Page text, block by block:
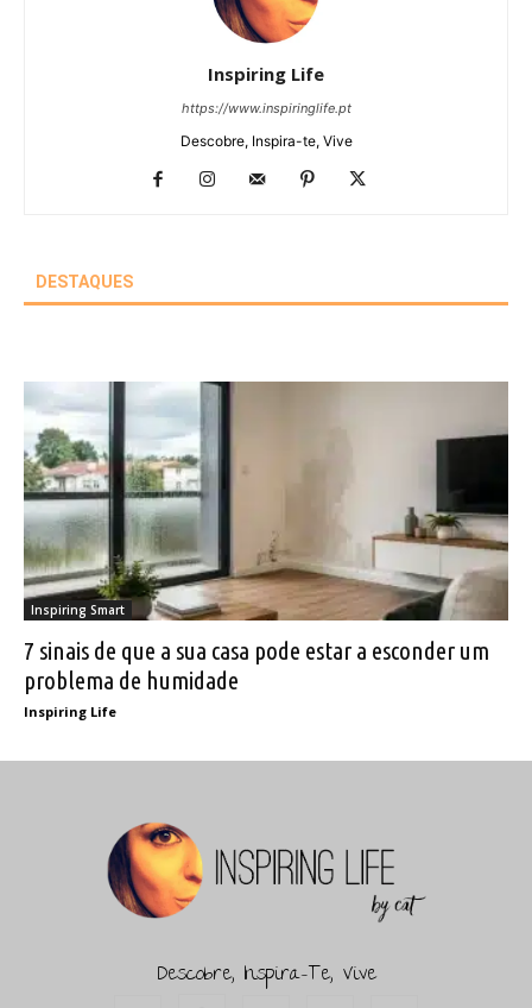
Inspiring Life
https://www.inspiringlife.pt
Descobre, Inspira-te, Vive
DESTAQUES
Inspiring Smart
7 sinais de que a sua casa pode estar a esconder um
problema de humidade
Inspiring Life
Descobre, Inspira-Te, Vive